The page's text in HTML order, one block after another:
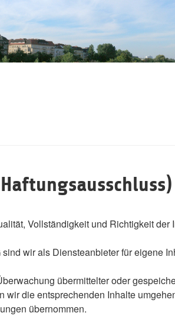
Vollständigkeit und Richtigkeit
wir als Diensteanbieter für eigene
übermittelter oder
wir die entsprechenden Inhalte
übernommen.